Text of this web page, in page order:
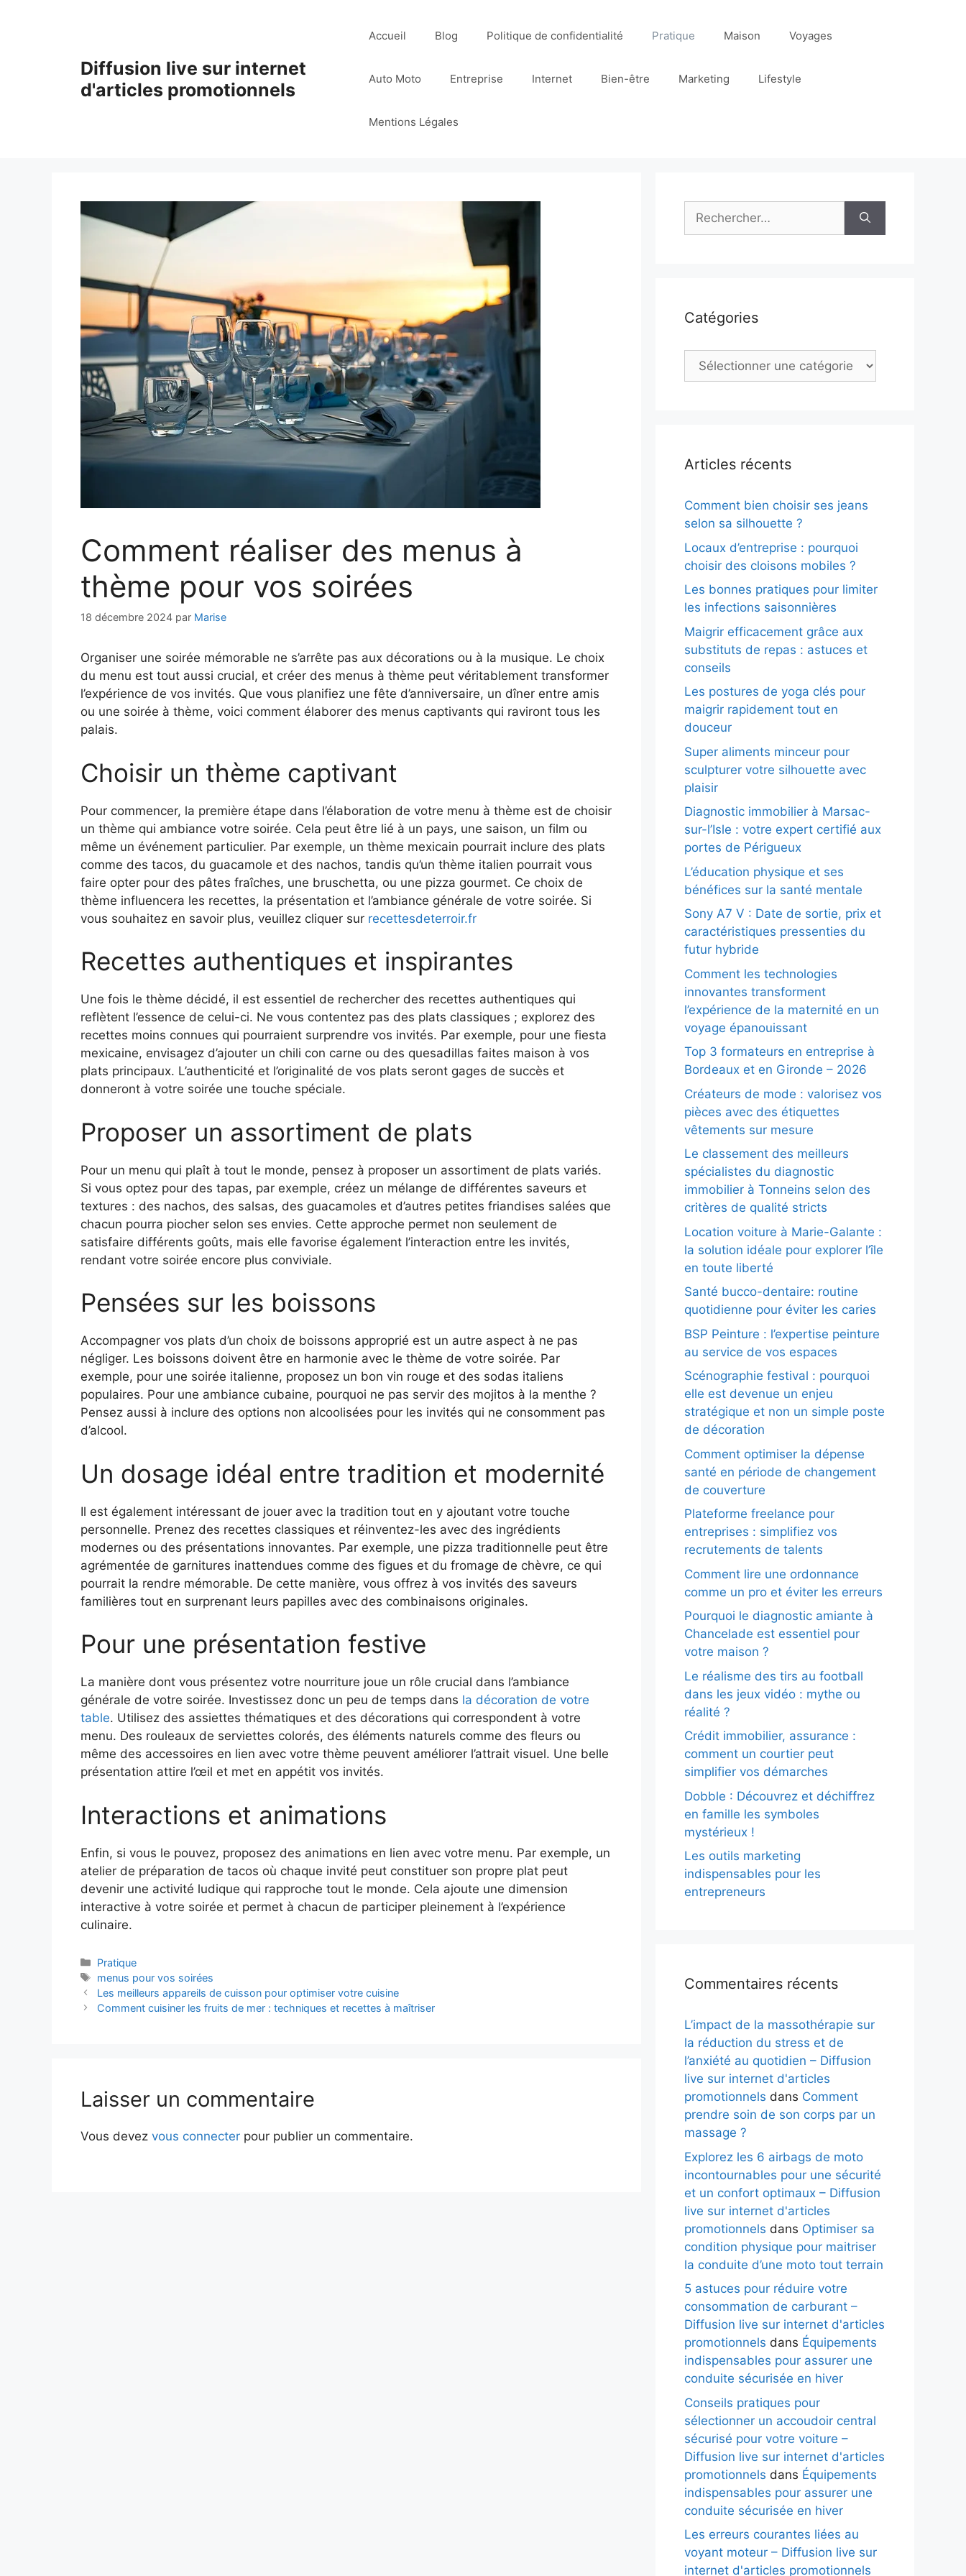
Diffusion live sur internet
d'articles promotionnels
Accueil Blog Politique de confidentialité Pratique Maison Voyages
Auto Moto Entreprise Internet Bien-être Marketing Lifestyle
Mentions Légales
Comment réaliser des menus à
thème pour vos soirées
18 décembre 2024 par Marise
Organiser une soirée mémorable ne s’arrête pas aux décorations ou à la musique. Le choix
du menu est tout aussi crucial, et créer des menus à thème peut véritablement transformer
l’expérience de vos invités. Que vous planifiez une fête d’anniversaire, un dîner entre amis
ou une soirée à thème, voici comment élaborer des menus captivants qui raviront tous les
palais.
Choisir un thème captivant
Pour commencer, la première étape dans l’élaboration de votre menu à thème est de choisir
un thème qui ambiance votre soirée. Cela peut être lié à un pays, une saison, un film ou
même un événement particulier. Par exemple, un thème mexicain pourrait inclure des plats
comme des tacos, du guacamole et des nachos, tandis qu’un thème italien pourrait vous
faire opter pour des pâtes fraîches, une bruschetta, ou une pizza gourmet. Ce choix de
thème influencera les recettes, la présentation et l’ambiance générale de votre soirée. Si
vous souhaitez en savoir plus, veuillez cliquer sur recettesdeterroir.fr
Recettes authentiques et inspirantes
Une fois le thème décidé, il est essentiel de rechercher des recettes authentiques qui
reflètent l’essence de celui-ci. Ne vous contentez pas des plats classiques ; explorez des
recettes moins connues qui pourraient surprendre vos invités. Par exemple, pour une fiesta
mexicaine, envisagez d’ajouter un chili con carne ou des quesadillas faites maison à vos
plats principaux. L’authenticité et l’originalité de vos plats seront gages de succès et
donneront à votre soirée une touche spéciale.
Proposer un assortiment de plats
Pour un menu qui plaît à tout le monde, pensez à proposer un assortiment de plats variés.
Si vous optez pour des tapas, par exemple, créez un mélange de différentes saveurs et
textures : des nachos, des salsas, des guacamoles et d’autres petites friandises salées que
chacun pourra piocher selon ses envies. Cette approche permet non seulement de
satisfaire différents goûts, mais elle favorise également l’interaction entre les invités,
rendant votre soirée encore plus conviviale.
Pensées sur les boissons
Accompagner vos plats d’un choix de boissons approprié est un autre aspect à ne pas
négliger. Les boissons doivent être en harmonie avec le thème de votre soirée. Par
exemple, pour une soirée italienne, proposez un bon vin rouge et des sodas italiens
populaires. Pour une ambiance cubaine, pourquoi ne pas servir des mojitos à la menthe ?
Pensez aussi à inclure des options non alcoolisées pour les invités qui ne consomment pas
d’alcool.
Un dosage idéal entre tradition et modernité
Il est également intéressant de jouer avec la tradition tout en y ajoutant votre touche
personnelle. Prenez des recettes classiques et réinventez-les avec des ingrédients
modernes ou des présentations innovantes. Par exemple, une pizza traditionnelle peut être
agrémentée de garnitures inattendues comme des figues et du fromage de chèvre, ce qui
pourrait la rendre mémorable. De cette manière, vous offrez à vos invités des saveurs
familières tout en surprenant leurs papilles avec des combinaisons originales.
Pour une présentation festive
La manière dont vous présentez votre nourriture joue un rôle crucial dans l’ambiance
générale de votre soirée. Investissez donc un peu de temps dans la décoration de votre
table. Utilisez des assiettes thématiques et des décorations qui correspondent à votre
menu. Des rouleaux de serviettes colorés, des éléments naturels comme des fleurs ou
même des accessoires en lien avec votre thème peuvent améliorer l’attrait visuel. Une belle
présentation attire l’œil et met en appétit vos invités.
Interactions et animations
Enfin, si vous le pouvez, proposez des animations en lien avec votre menu. Par exemple, un
atelier de préparation de tacos où chaque invité peut constituer son propre plat peut
devenir une activité ludique qui rapproche tout le monde. Cela ajoute une dimension
interactive à votre soirée et permet à chacun de participer pleinement à l’expérience
culinaire.
Catégories
Pratique
Étiquettes
menus pour vos soirées
Les meilleurs appareils de cuisson pour optimiser votre cuisine
Comment cuisiner les fruits de mer : techniques et recettes à maîtriser
Laisser un commentaire
Vous devez vous connecter pour publier un commentaire.
Rechercher :
Catégories
Catégories
Articles récents
Comment bien choisir ses jeans
selon sa silhouette ?
Locaux d’entreprise : pourquoi
choisir des cloisons mobiles ?
Les bonnes pratiques pour limiter
les infections saisonnières
Maigrir efficacement grâce aux
substituts de repas : astuces et
conseils
Les postures de yoga clés pour
maigrir rapidement tout en
douceur
Super aliments minceur pour
sculpturer votre silhouette avec
plaisir
Diagnostic immobilier à Marsac-
sur-l’Isle : votre expert certifié aux
portes de Périgueux
L’éducation physique et ses
bénéfices sur la santé mentale
Sony A7 V : Date de sortie, prix et
caractéristiques pressenties du
futur hybride
Comment les technologies
innovantes transforment
l’expérience de la maternité en un
voyage épanouissant
Top 3 formateurs en entreprise à
Bordeaux et en Gironde – 2026
Créateurs de mode : valorisez vos
pièces avec des étiquettes
vêtements sur mesure
Le classement des meilleurs
spécialistes du diagnostic
immobilier à Tonneins selon des
critères de qualité stricts
Location voiture à Marie-Galante :
la solution idéale pour explorer l’île
en toute liberté
Santé bucco-dentaire: routine
quotidienne pour éviter les caries
BSP Peinture : l’expertise peinture
au service de vos espaces
Scénographie festival : pourquoi
elle est devenue un enjeu
stratégique et non un simple poste
de décoration
Comment optimiser la dépense
santé en période de changement
de couverture
Plateforme freelance pour
entreprises : simplifiez vos
recrutements de talents
Comment lire une ordonnance
comme un pro et éviter les erreurs
Pourquoi le diagnostic amiante à
Chancelade est essentiel pour
votre maison ?
Le réalisme des tirs au football
dans les jeux vidéo : mythe ou
réalité ?
Crédit immobilier, assurance :
comment un courtier peut
simplifier vos démarches
Dobble : Découvrez et déchiffrez
en famille les symboles
mystérieux !
Les outils marketing
indispensables pour les
entrepreneurs
Commentaires récents
L’impact de la massothérapie sur
la réduction du stress et de
l’anxiété au quotidien – Diffusion
live sur internet d'articles
promotionnels dans Comment
prendre soin de son corps par un
massage ?
Explorez les 6 airbags de moto
incontournables pour une sécurité
et un confort optimaux – Diffusion
live sur internet d'articles
promotionnels dans Optimiser sa
condition physique pour maitriser
la conduite d’une moto tout terrain
5 astuces pour réduire votre
consommation de carburant –
Diffusion live sur internet d'articles
promotionnels dans Équipements
indispensables pour assurer une
conduite sécurisée en hiver
Conseils pratiques pour
sélectionner un accoudoir central
sécurisé pour votre voiture –
Diffusion live sur internet d'articles
promotionnels dans Équipements
indispensables pour assurer une
conduite sécurisée en hiver
Les erreurs courantes liées au
voyant moteur – Diffusion live sur
internet d'articles promotionnels